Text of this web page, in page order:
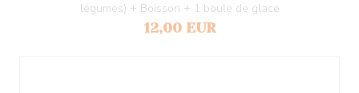
légumes) + Boisson + 1 boule de glace
12,00 EUR